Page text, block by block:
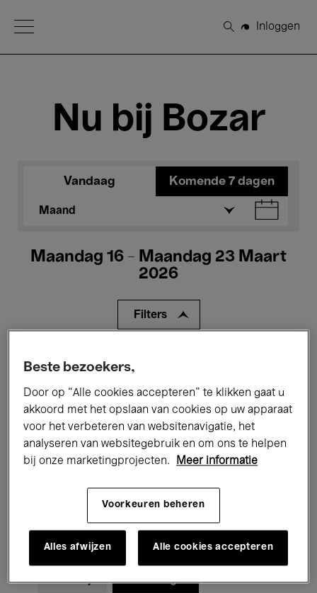
Open Menu
Zoeken
Inloggen
Nu bij Bozar
Vandaag Komende 7 dagen
Maand
Maandag 16 - Maandag 23 Maart
2026
Filters
Alle evenementen
Tentoonstellingen Films
Performances Lezingen & Debatten
Jazz Klassieke Muziek Global Music
Elektronische Muziek
Voor iedereen Kids’ Palace
Onderwijs Rondleidingen
Beste bezoekers,
Door op “Alle cookies accepteren” te klikken gaat u
akkoord met het opslaan van cookies op uw apparaat
voor het verbeteren van websitenavigatie, het
analyseren van websitegebruik en om ons te helpen
bij onze marketingprojecten.
Meer informatie
Voorkeuren beheren
Alles afwijzen Alle cookies accepteren